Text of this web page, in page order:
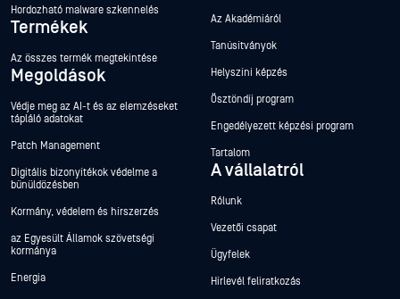
Hordozható malware szkennelés
Termékek
Az összes termék megtekintése
Megoldások
Védje meg az AI-t és az elemzéseket
tápláló adatokat
Patch Management
Digitális bizonyítékok védelme a
bűnüldözésben
Kormány, védelem és hírszerzés
az Egyesült Államok szövetségi
kormánya
Energia
Az Akadémiáról
Tanúsítványok
Helyszíni képzés
Ösztöndíj program
Engedélyezett képzési program
Tartalom
A vállalatról
Rólunk
Vezetői csapat
Ügyfelek
Hírlevél feliratkozás